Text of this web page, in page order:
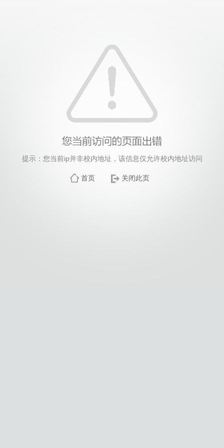
提示：您当前ip并非校内地址，该信息仅允许校内地址访问
首页 关闭此页